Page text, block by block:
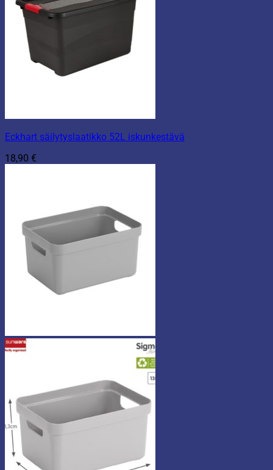
Eckhart säilytyslaatikko 52L iskunkestävä
18,90 €